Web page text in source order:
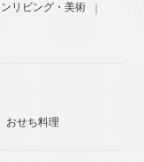
リビング・美術
おせち料理